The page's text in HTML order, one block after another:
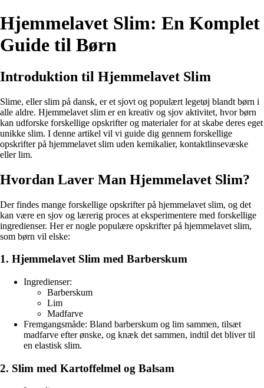
Hjemmelavet Slim: En Komplet
Guide til Børn
Introduktion til Hjemmelavet Slim
Slime, eller slim på dansk, er et sjovt og populært legetøj blandt børn i
alle aldre. Hjemmelavet slim er en kreativ og sjov aktivitet, hvor børn
kan udforske forskellige opskrifter og materialer for at skabe deres eget
unikke slim. I denne artikel vil vi guide dig gennem forskellige
opskrifter på hjemmelavet slim uden kemikalier, kontaktlinsevæske
eller lim.
Hvordan Laver Man Hjemmelavet Slim?
Der findes mange forskellige opskrifter på hjemmelavet slim, og det
kan være en sjov og lærerig proces at eksperimentere med forskellige
ingredienser. Her er nogle populære opskrifter på hjemmelavet slim,
som børn vil elske:
1. Hjemmelavet Slim med Barberskum
Ingredienser:
Barberskum
Lim
Madfarve
Fremgangsmåde: Bland barberskum og lim sammen, tilsæt
madfarve efter ønske, og knæk det sammen, indtil det bliver til
en elastisk slim.
2. Slim med Kartoffelmel og Balsam